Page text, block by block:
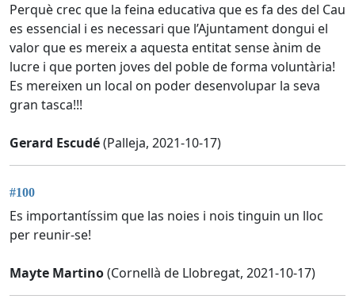
Perquè crec que la feina educativa que es fa des del Cau
es essencial i es necessari que l’Ajuntament dongui el
valor que es mereix a aquesta entitat sense ànim de
lucre i que porten joves del poble de forma voluntària!
Es mereixen un local on poder desenvolupar la seva
gran tasca!!!
Gerard Escudé(Palleja, 2021-10-17)
#100
Es importantíssim que las noies i nois tinguin un lloc
per reunir-se!
Mayte Martino(Cornellà de Llobregat, 2021-10-17)